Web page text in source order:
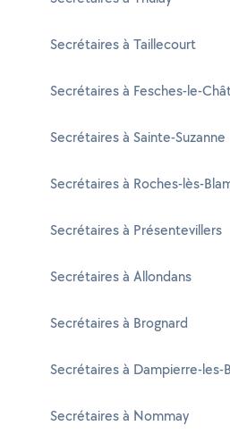
Secrétaires à Taillecourt
Secrétaires à Fesches-le-
Secrétaires à Sainte-Suzanne
Secrétaires à Roches-lès-
Secrétaires à Présentevillers
Secrétaires à Allondans
Secrétaires à Brognard
Secrétaires à Dampierre-les-
Secrétaires à Nommay